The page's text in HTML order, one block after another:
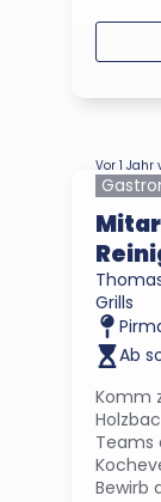
Vor 1
Grills
Ab
Komm
Teams
Bewirb